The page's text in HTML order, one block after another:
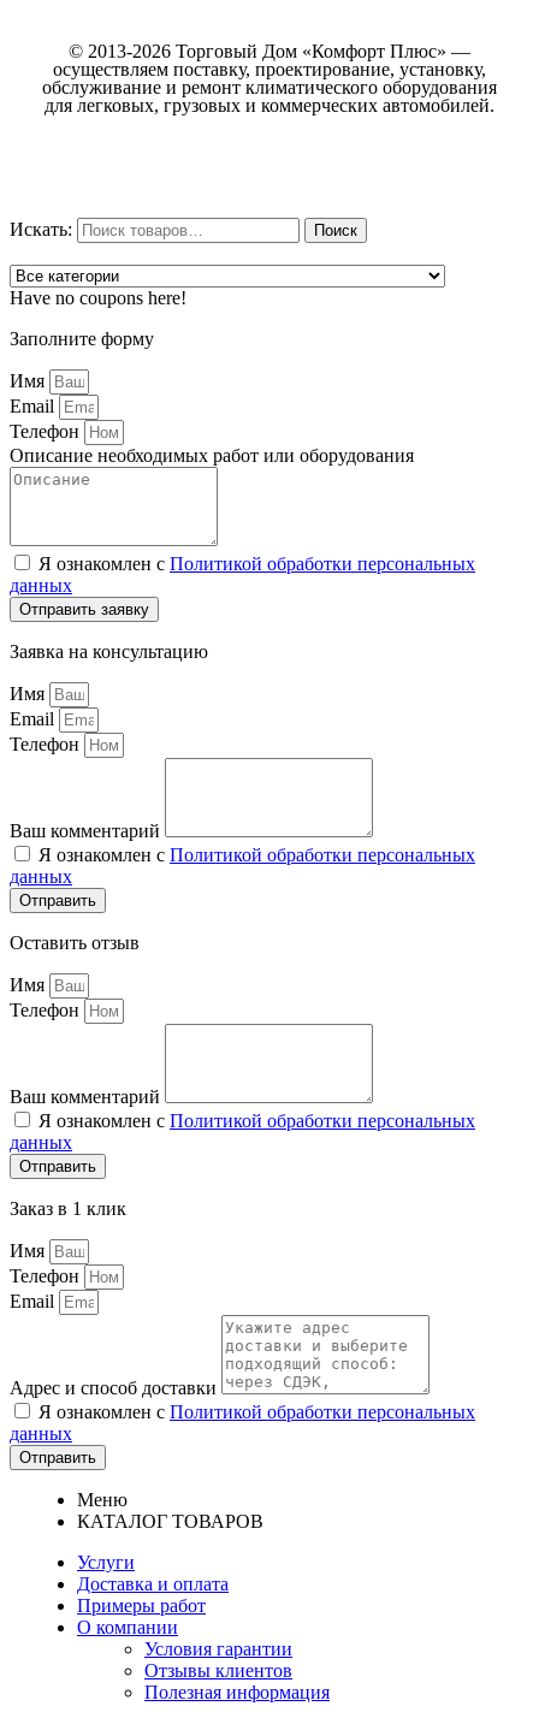
© 2013-2026 Торговый Дом «Комфорт Плюс» —
осуществляем поставку, проектирование, установку,
обслуживание и ремонт климатического оборудования
для легковых, грузовых и коммерческих автомобилей.
Искать: Поиск
Have no coupons here!
Заполните форму
Имя
Email
Телефон
Описание необходимых работ или оборудования
Я ознакомлен с Политикой обработки персональных
данных
Отправить заявку
Заявка на консультацию
Имя
Email
Телефон
Ваш комментарий
Я ознакомлен с Политикой обработки персональных
данных
Отправить
Оставить отзыв
Имя
Телефон
Ваш комментарий
Я ознакомлен с Политикой обработки персональных
данных
Отправить
Заказ в 1 клик
Имя
Телефон
Email
Адрес и способ доставки
Я ознакомлен с Политикой обработки персональных
данных
Отправить
Меню
КАТАЛОГ ТОВАРОВ
Услуги
Доставка и оплата
Примеры работ
О компании
Условия гарантии
Отзывы клиентов
Полезная информация